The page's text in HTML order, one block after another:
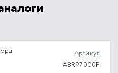
Артикул
ABR97000P